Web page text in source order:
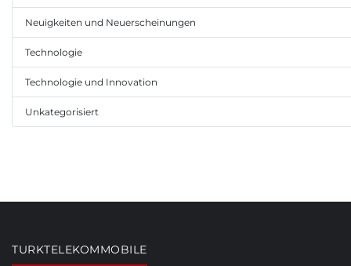
Neuigkeiten und Neuerscheinungen
Technologie
Technologie und Innovation
Unkategorisiert
TURKTELEKOMMOBILE